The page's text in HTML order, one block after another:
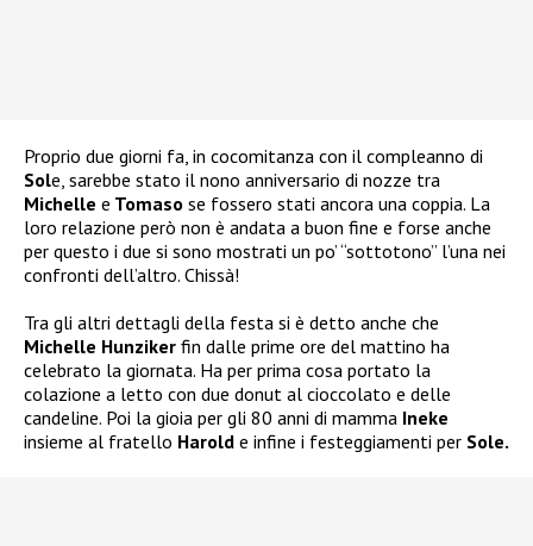
Proprio due giorni fa, in cocomitanza con il compleanno di
Sole, sarebbe stato il nono anniversario di nozze tra
Michelle e Tomaso se fossero stati ancora una coppia. La
loro relazione però non è andata a buon fine e forse anche
per questo i due si sono mostrati un po’ “sottotono” l’una nei
confronti dell’altro. Chissà!
Tra gli altri dettagli della festa si è detto anche che
Michelle Hunziker fin dalle prime ore del mattino ha
celebrato la giornata. Ha per prima cosa portato la
colazione a letto con due donut al cioccolato e delle
candeline. Poi la gioia per gli 80 anni di mamma Ineke
insieme al fratello Harold e infine i festeggiamenti per Sole.